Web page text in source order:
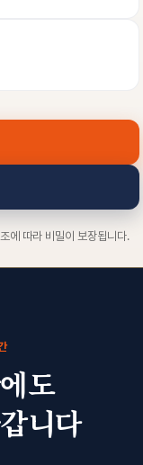
에 따라 비밀이 보장됩니다.
도
니다